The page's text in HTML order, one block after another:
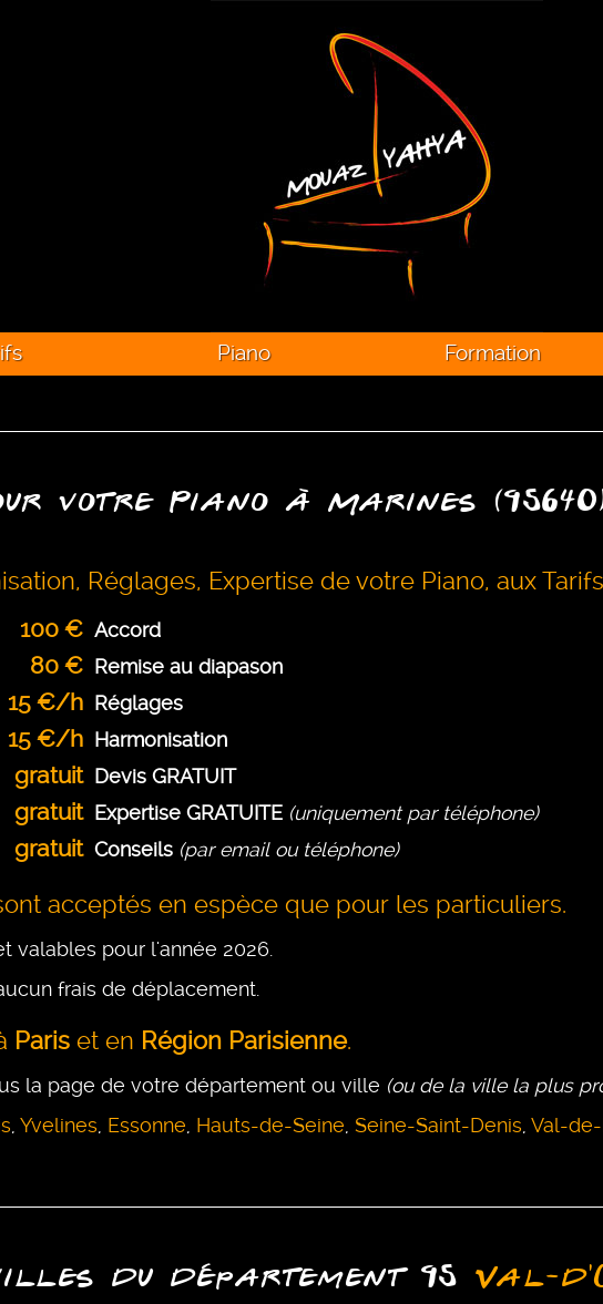
Piano Formation
votre Piano à Marines
Réglages, Expertise de votre Piano, aux
100 € Accord
80 € Remise au diapason
15 €/h Réglages
15 €/h Harmonisation
gratuit Devis GRATUIT
gratuit Expertise GRATUITE (uniquement par téléphone)
gratuit Conseils (par email ou téléphone)
acceptés en espèce que pour les particuliers.
valables pour l'année 2026.
frais de déplacement.
Paris et en Région Parisienne.
la page de votre département ou ville (ou de la ville la plus
, Yvelines, Essonne, Hauts-de-Seine, Seine-Saint-Denis, Val-
du département 95 Val-